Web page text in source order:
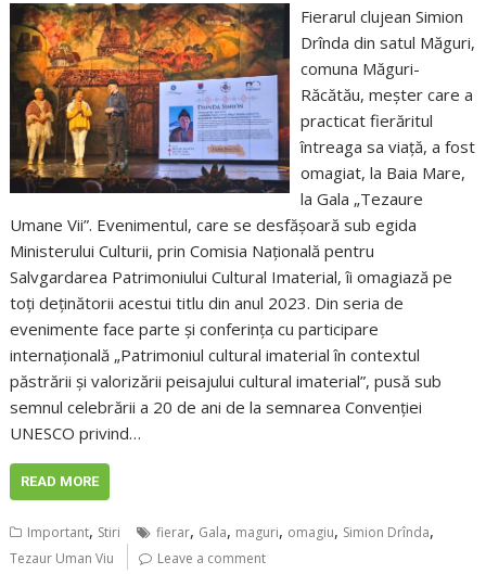
Fierarul clujean Simion
Drînda din satul Măguri,
comuna Măguri-
Răcătău, meșter care a
practicat fierăritul
întreaga sa viață, a fost
omagiat, la Baia Mare,
la Gala „Tezaure
Umane Vii”. Evenimentul, care se desfăşoară sub egida
Ministerului Culturii, prin Comisia Naţională pentru
Salvgardarea Patrimoniului Cultural Imaterial, îi omagiază pe
toți deţinătorii acestui titlu din anul 2023. Din seria de
evenimente face parte şi conferinţa cu participare
internaţională „Patrimoniul cultural imaterial în contextul
păstrării şi valorizării peisajului cultural imaterial”, pusă sub
semnul celebrării a 20 de ani de la semnarea Convenţiei
UNESCO privind…
READ MORE
Important, Stiri fierar, Gala, maguri, omagiu, Simion Drînda,
Tezaur Uman Viu Leave a comment